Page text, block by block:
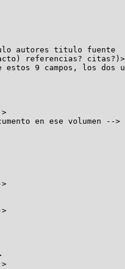
autores titulo fuente
referencias? citas?)>
estos 9 campos, los dos
en ese volumen -->